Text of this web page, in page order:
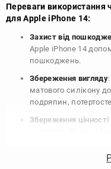
Переваги використання
для Apple iPhone 14:
Захист від
Apple iPhone 14
пошкоджень.
Збереження вигляду
матового силікону
подряпин,
Збереження цінності
продати свій